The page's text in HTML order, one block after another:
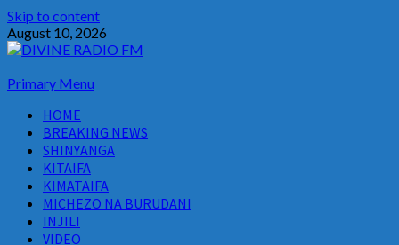
Skip to content
August 10, 2026
Primary Menu
HOME
BREAKING NEWS
SHINYANGA
KITAIFA
KIMATAIFA
MICHEZO NA BURUDANI
INJILI
VIDEO